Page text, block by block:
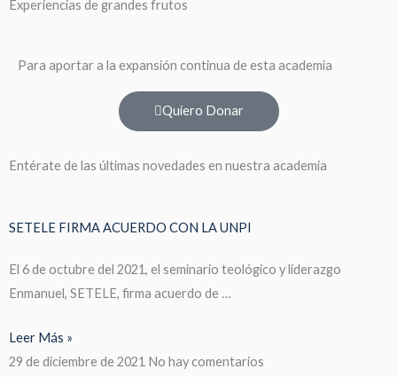
Experiencias de grandes frutos
Para aportar a la expansión continua de esta academia
Quiero Donar
Entérate de las últimas novedades en nuestra academia
SETELE FIRMA ACUERDO CON LA UNPI
El 6 de octubre del 2021, el seminario teológico y liderazgo
Enmanuel, SETELE, firma acuerdo de …
Leer Más »
29 de diciembre de 2021 No hay comentarios